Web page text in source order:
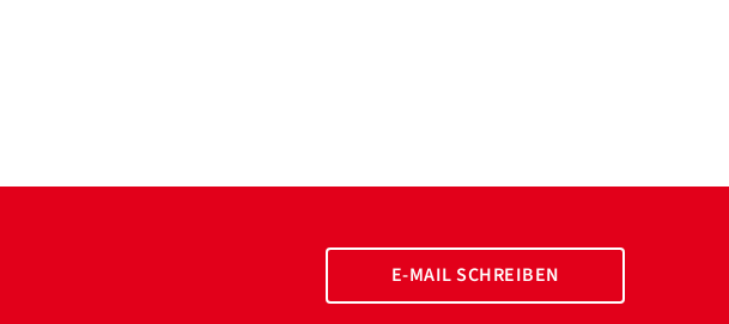
E-MAIL SCHREIBEN